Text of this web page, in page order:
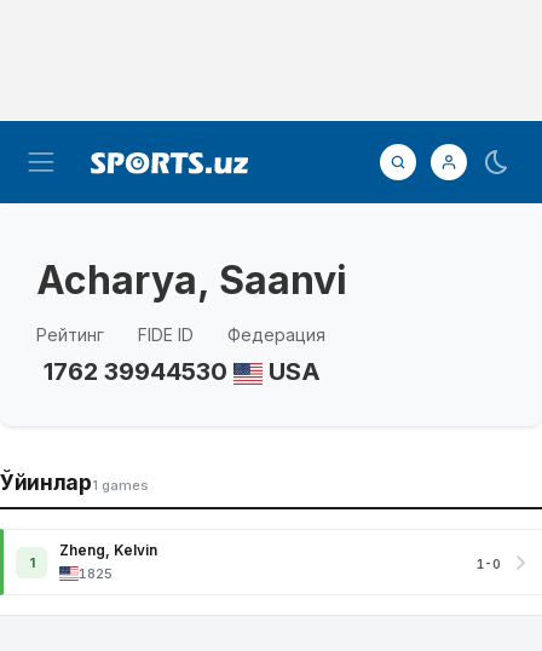
Acharya, Saanvi
Рейтинг
1762
FIDE ID
39944530
Федерация
USA
Ўйинлар1 games
1
Zheng, Kelvin
1825
1-0